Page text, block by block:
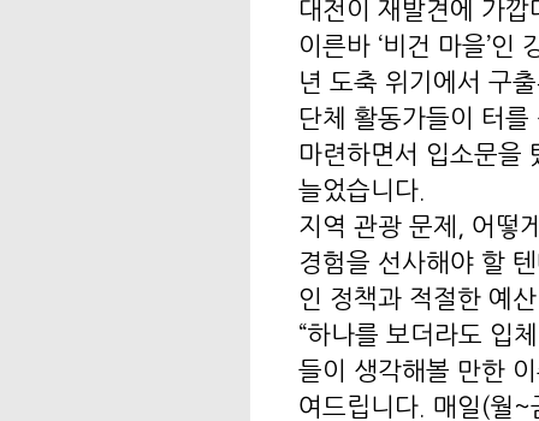
대전이 재발견에 가
이른바 ‘비건 마을’
년 도축 위기에서 구
단체 활동가들이 터
마련하면서 입소문을
늘었습니다.
지역 관광 문제, 어떻
경험을 선사해야 할
인 정책과 적절한 예
“하나를 보더라도 입
들이 생각해볼 만한
여드립니다. 매일(월